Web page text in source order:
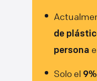
de
persona
Solo el